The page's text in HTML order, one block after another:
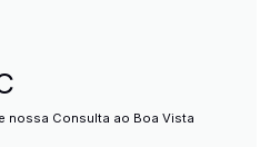
nossa Consulta ao Boa Vista